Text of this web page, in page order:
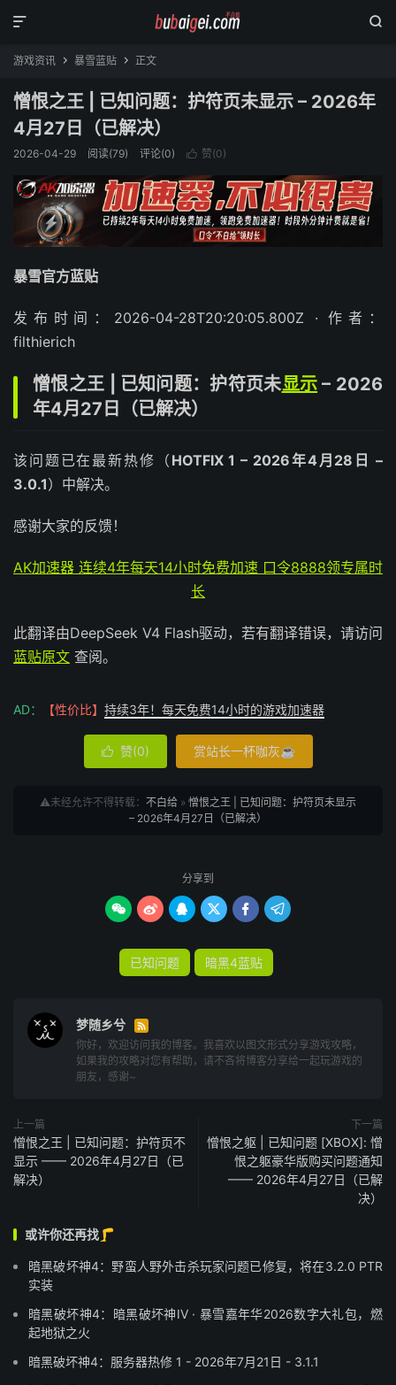


游戏资讯  暴雪蓝贴  正文
憎恨之王 | 已知问题：护符页未显示 – 2026年
4月27日（已解决）
2026-04-29 阅读(79) 评论(0)  赞(0)
暴雪官方蓝贴
发布时间：2026-04-28T20:20:05.800Z · 作者：
filthierich
憎恨之王 | 已知问题：护符页未显示 – 2026
年4月27日（已解决）
该问题已在最新热修（ HOTFIX 1 – 2026年4月28日 –
3.0.1）中解决。
感谢大家的反馈！
AK加速器 连续4年每天14小时免费加速 口令8888领专属时
长
此翻译由DeepSeek V4 Flash驱动，若有翻译错误，请访问
蓝贴原文 查阅。
AD： 【性价比】 持续3年！每天免费14小时的游戏加速器
 赞(0) 赏站长一杯咖灰☕
⚠️未经允许不得转载： 不白给 » 憎恨之王 | 已知问题：护符页未显示
– 2026年4月27日（已解决）
分享到
     
已知问题 暗黑4蓝贴
梦随乡兮 
你好，欢迎访问我的博客。我喜欢以图文形式分享游戏攻略，
如果我的攻略对您有帮助，请不吝将博客分享给一起玩游戏的
朋友，感谢~
上一篇
憎恨之王 | 已知问题：护符页不
显示 —— 2026年4月27日（已
解决）
下一篇
憎恨之躯 | 已知问题 [XBOX]: 憎
恨之躯豪华版购买问题通知
—— 2026年4月27日（已解
决）
或许你还再找🦵
暗黑破坏神4：野蛮人野外击杀玩家问题已修复，将在3.2.0 PTR
实装
暗黑破坏神4：暗黑破坏神IV · 暴雪嘉年华2026数字大礼包，燃
起地狱之火
暗黑破坏神4：服务器热修 1 - 2026年7月21日 - 3.1.1